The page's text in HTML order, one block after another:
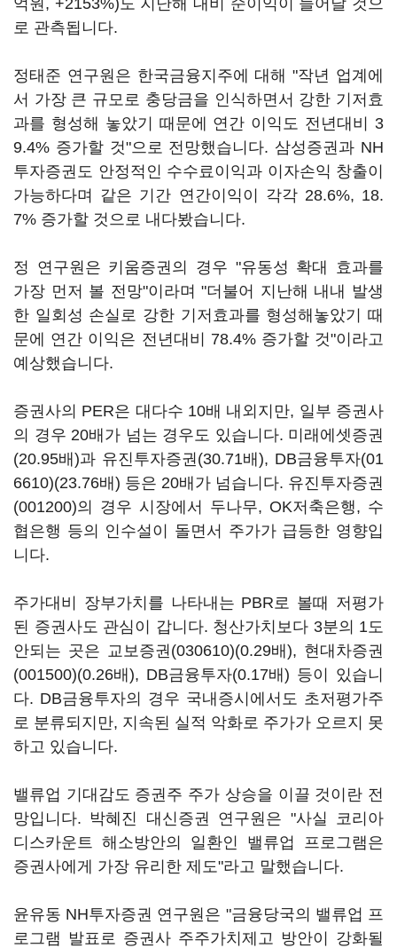
억원, +2153%)도 지난해 대비 순이익이 늘어날 것으
로 관측됩니다.
정태준 연구원은 한국금융지주에 대해 "작년 업계에
서 가장 큰 규모로 충당금을 인식하면서 강한 기저효
과를 형성해 놓았기 때문에 연간 이익도 전년대비 3
9.4% 증가할 것"으로 전망했습니다. 삼성증권과 NH
투자증권도 안정적인 수수료이익과 이자손익 창출이
가능하다며 같은 기간 연간이익이 각각 28.6%, 18.
7% 증가할 것으로 내다봤습니다.
정 연구원은 키움증권의 경우 "유동성 확대 효과를
가장 먼저 볼 전망"이라며 "더불어 지난해 내내 발생
한 일회성 손실로 강한 기저효과를 형성해놓았기 때
문에 연간 이익은 전년대비 78.4% 증가할 것"이라고
예상했습니다.
증권사의 PER은 대다수 10배 내외지만, 일부 증권사
의 경우 20배가 넘는 경우도 있습니다. 미래에셋증권
(20.95배)과 유진투자증권(30.71배), DB금융투자(01
6610)(23.76배) 등은 20배가 넘습니다. 유진투자증권
(001200)의 경우 시장에서 두나무, OK저축은행, 수
협은행 등의 인수설이 돌면서 주가가 급등한 영향입
니다.
주가대비 장부가치를 나타내는 PBR로 볼때 저평가
된 증권사도 관심이 갑니다. 청산가치보다 3분의 1도
안되는 곳은 교보증권(030610)(0.29배), 현대차증권
(001500)(0.26배), DB금융투자(0.17배) 등이 있습니
다. DB금융투자의 경우 국내증시에서도 초저평가주
로 분류되지만, 지속된 실적 악화로 주가가 오르지 못
하고 있습니다.
밸류업 기대감도 증권주 주가 상승을 이끌 것이란 전
망입니다. 박혜진 대신증권 연구원은 "사실 코리아
디스카운트 해소방안의 일환인 밸류업 프로그램은
증권사에게 가장 유리한 제도"라고 말했습니다.
윤유동 NH투자증권 연구원은 "금융당국의 밸류업 프
로그램 발표로 증권사 주주가치제고 방안이 강화될